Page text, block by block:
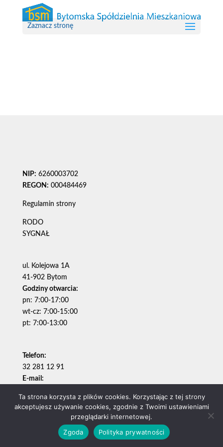
Zaznacz stronę
NIP: 6260003702
REGON: 000484469
Regulamin strony
RODO
SYGNAŁ
ul. Kolejowa 1A
41-902 Bytom
Godziny otwarcia:
pn: 7:00-17:00
wt-cz: 7:00-15:00
pt: 7:00-13:00
Telefon:
32 281 12 91
E-mail:
FACEBOOK
Ta strona korzysta z plików cookies. Korzystając z tej strony
akceptujesz używanie cookies, zgodnie z Twoimi ustawieniami
przeglądarki internetowej.
Zgoda
Polityka prywatności